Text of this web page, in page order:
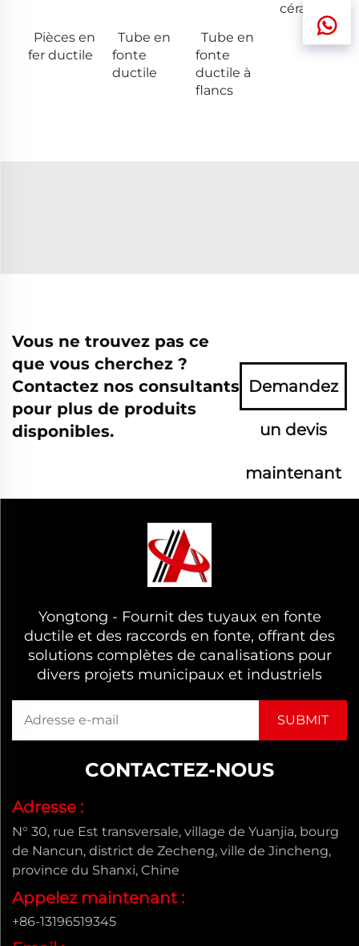
céramique
Pièces en
fer ductile
Tube en
fonte
ductile
Tube en
fonte
ductile à
flancs
Vous ne trouvez pas ce
que vous cherchez ?
Contactez nos consultants
pour plus de produits
disponibles.
Demandez
un devis
maintenant
Yongtong - Fournit des tuyaux en fonte
ductile et des raccords en fonte, offrant des
solutions complètes de canalisations pour
divers projets municipaux et industriels
CONTACTEZ-NOUS
Adresse :
N° 30, rue Est transversale, village de Yuanjia, bourg
de Nancun, district de Zecheng, ville de Jincheng,
province du Shanxi, Chine
Appelez maintenant :
+86-13196519345